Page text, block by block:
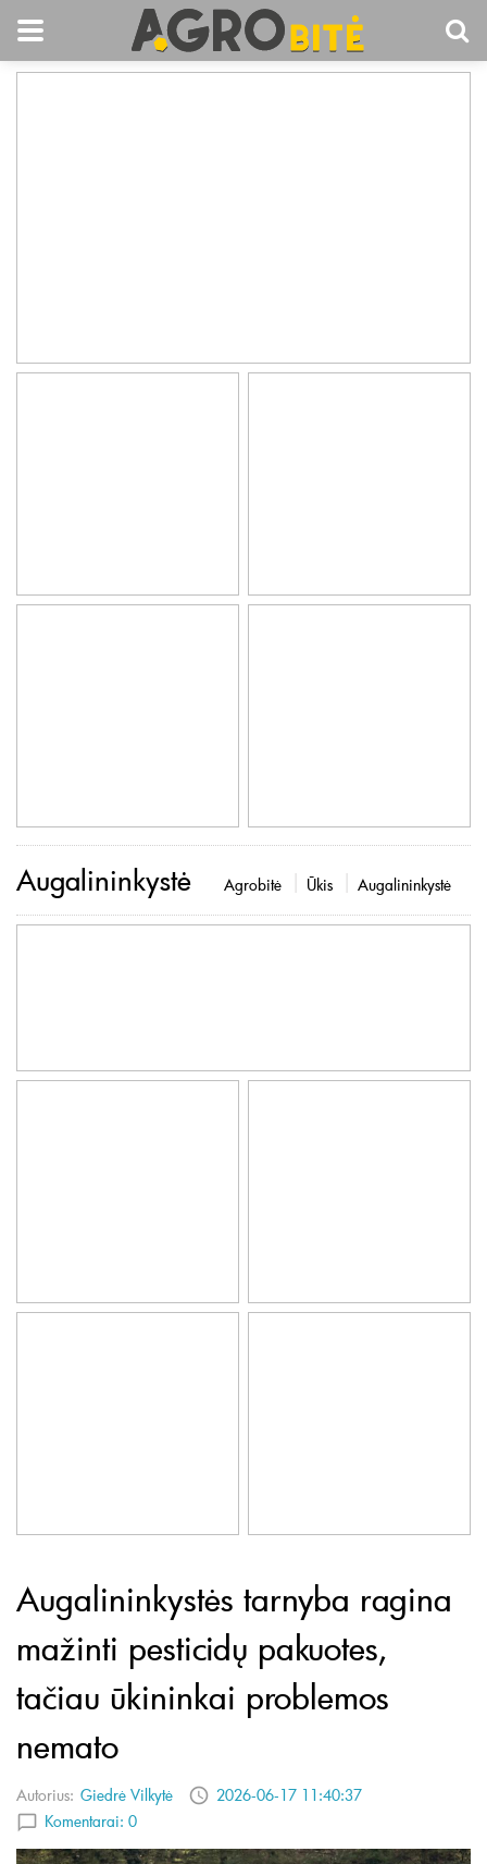
Augalininkystė Agrobitė Ūkis Augalininkystė
Augalininkystės tarnyba ragina
mažinti pesticidų pakuotes,
tačiau ūkininkai problemos
nemato
Autorius: Giedrė Vilkytė
2026-06-17 11:40:37
Komentarai: 0